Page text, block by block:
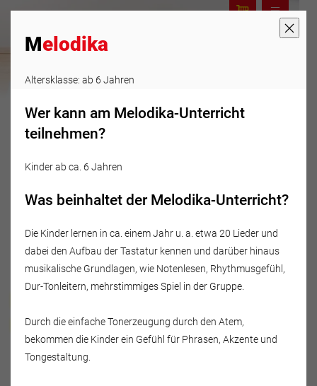
Musikschule Fröhlich
Undine Sinnhöfer
Jansonstraße 20
Melodika
Altersklasse: ab 6 Jahren
Wer kann am Melodika-Unterricht
teilnehmen?
Kinder ab ca. 6 Jahren
Was beinhaltet der Melodika-Unterricht?
Die Kinder lernen in ca. einem Jahr u. a. etwa 20 Lieder und
dabei den Aufbau der Tastatur kennen und darüber hinaus
musikalische Grundlagen, wie Notenlesen, Rhythmusgefühl,
Dur-Tonleitern, mehrstimmiges Spiel in der Gruppe.
Durch die einfache Tonerzeugung durch den Atem,
bekommen die Kinder ein Gefühl für Phrasen, Akzente und
Tongestaltung.